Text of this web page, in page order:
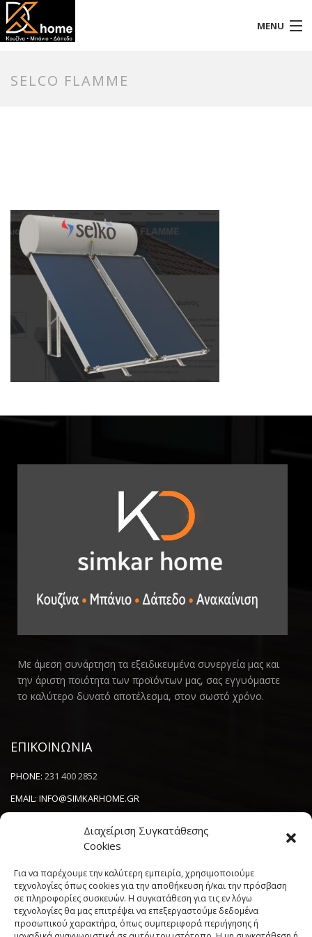
Διαχείριση Συγκατάθεσης
Cookies
Για να παρέχουμε την καλύτερη εμπειρία, χρησιμοποιούμε
τεχνολογίες όπως cookies για την αποθήκευση ή/και την πρόσβαση
σε πληροφορίες συσκευών. Η συγκατάθεση για τις εν λόγω
τεχνολογίες θα μας επιτρέψει να επεξεργαστούμε δεδομένα
προσωπικού χαρακτήρα, όπως συμπεριφορά περιήγησης ή
MENU
SELCO FLAMME
Με άμεση συνάρτηση τα εξειδικευμένα συνεργεία μας και
την άριστη ποιότητα των προϊόντων μας, σας εγγυόμαστε
το καλύτερο δυνατό αποτέλεσμα, στον σωστό χρόνο.
ΕΠΙΚΟΙΝΩΝΙΑ
PHONE: 231 400 2852
EMAIL: INFO@SIMKARHOME.GR
NEWSLETTER
----------------------